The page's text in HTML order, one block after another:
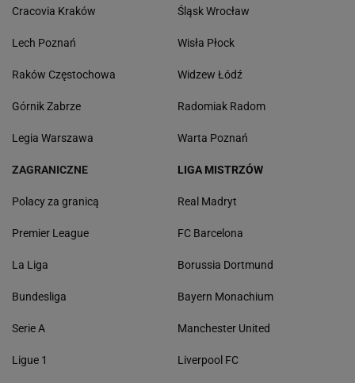
Cracovia Kraków
Lech Poznań
Raków Częstochowa
Górnik Zabrze
Legia Warszawa
Śląsk Wrocław
Wisła Płock
Widzew Łódź
Radomiak Radom
Warta Poznań
ZAGRANICZNE
Polacy za granicą
Premier League
La Liga
Bundesliga
Serie A
Ligue 1
LIGA MISTRZÓW
Real Madryt
FC Barcelona
Borussia Dortmund
Bayern Monachium
Manchester United
Liverpool FC